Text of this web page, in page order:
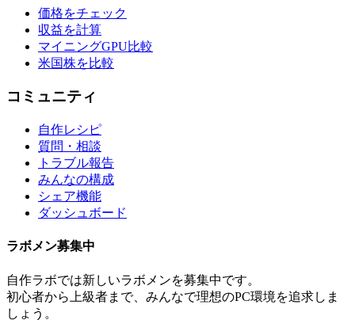
価格をチェック
収益を計算
マイニングGPU比較
米国株を比較
コミュニティ
自作レシピ
質問・相談
トラブル報告
みんなの構成
シェア機能
ダッシュボード
ラボメン募集中
自作ラボでは新しいラボメンを募集中です。
初心者から上級者まで、みんなで理想のPC環境を追求しま
しょう。